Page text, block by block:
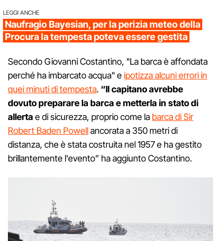
LEGGI ANCHE
Naufragio Bayesian, per la perizia meteo della
Procura la tempesta poteva essere gestita
Secondo Giovanni Costantino, "La barca è affondata
perché ha imbarcato acqua" eipotizza alcuni errori in
quei minuti di tempesta. “Il capitano avrebbe
dovuto preparare la barca e metterla in stato di
allertae di sicurezza, proprio come la barca di Sir
Robert Baden Powellancorata a 350 metri di
distanza, che è stata costruita nel 1957 e ha gestito
brillantemente l'evento” ha aggiunto Costantino.